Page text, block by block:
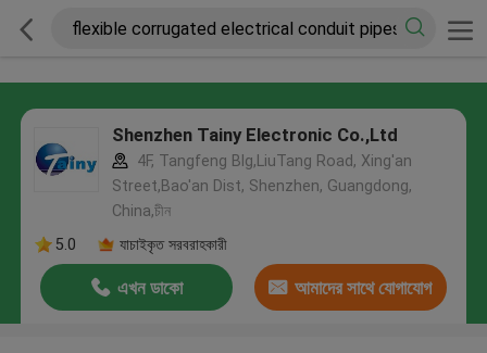
Shenzhen Tainy Electronic Co.,Ltd
4F, Tangfeng Blg,LiuTang Road, Xing'an
Street,Bao'an Dist, Shenzhen, Guangdong,
China,চীন
5.0
যাচাইকৃত সরবরাহকারী
এখন ডাকো আমাদের সাথে যোগাযোগ